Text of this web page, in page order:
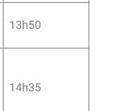
13h50
14h35